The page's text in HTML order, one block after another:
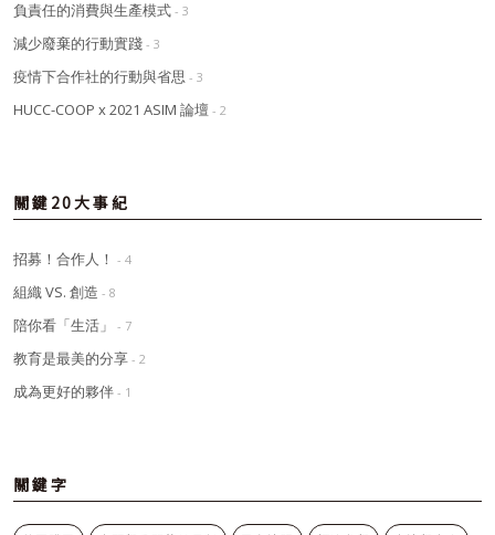
負責任的消費與生產模式 - 3
減少廢棄的行動實踐 - 3
疫情下合作社的行動與省思 - 3
HUCC-COOP x 2021 ASIM 論壇 - 2
關鍵20大事紀
招募！合作人！ - 4
組織 VS. 創造 - 8
陪你看「生活」 - 7
教育是最美的分享 - 2
成為更好的夥伴 - 1
關鍵字